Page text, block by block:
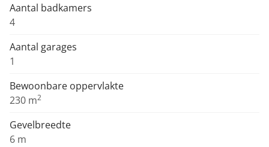
Aantal badkamers
4
Aantal garages
1
Bewoonbare oppervlakte
230 m2
Gevelbreedte
6 m